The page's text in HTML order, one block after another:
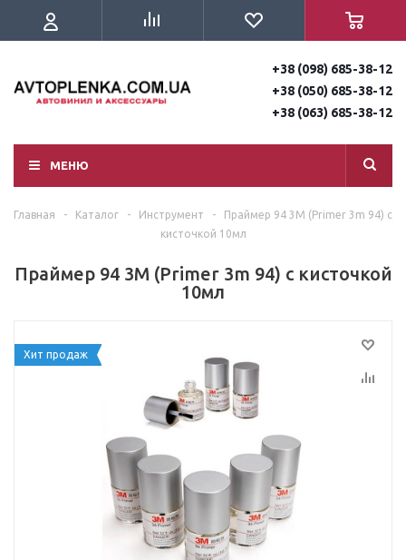
+38 (098) 685-38-12
+38 (050) 685-38-12
+38 (063) 685-38-12
МЕНЮ
Главная - Каталог - Инструмент -
Праймер 94 3M (Primer 3m 94) с
кисточкой 10мл
Праймер 94 3M (Primer 3m 94) с кисточкой
10мл
Хит продаж